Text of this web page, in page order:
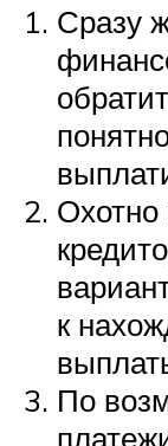
Сразу
Охотно
к
По